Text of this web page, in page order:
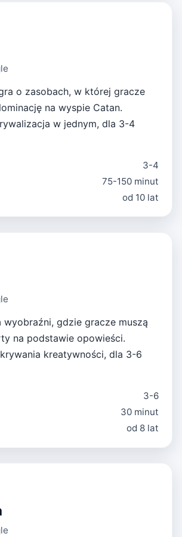
o zasobach, w której gracze
na wyspie Catan.
w jednym, dla 3-4
3-4
75-150 minut
od 10 lat
wyobraźni, gdzie gracze muszą
na podstawie opowieści.
kreatywności, dla 3-6
3-6
30 minut
od 8 lat